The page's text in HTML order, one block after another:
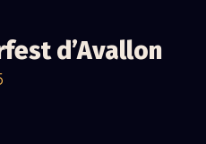
d’Avallon